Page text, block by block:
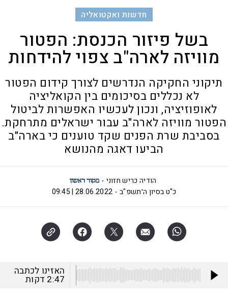
חדשות ואקטואליה
בשל פיזור הכנסת: הפטור
מוויזה לארה"ב צפוי להידחות
תיקוני החקיקה הנדרשים לצורך קידום הפטור
לא נכללים בסיכומים בין הקואליציה
לאופוזיציה, ונכון לעכשיו האפשרות לביטול
הפטור מוויזה לארה"ב עבור ישראלים מתרחקת.
בסביבת שרת הפנים שקד טוענים כי בארה"ב
הביעו דאגה מהנושא
הודיה כריש חזוני
כ"ט בסיון ה׳תשפ"ב
28.06.2022 | 09:45
האזינו לכתבה
2:47 דקות